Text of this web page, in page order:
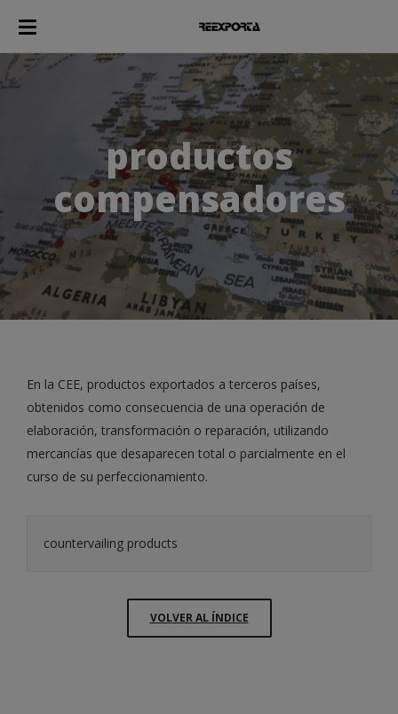
productos
compensadores
En la CEE, productos exportados a terceros países,
obtenidos como consecuencia de una operación de
elaboración, transformación o reparación, utilizando
mercancías que desaparecen total o parcialmente en el
curso de su perfeccionamiento.
countervailing products
VOLVER AL ÍNDICE